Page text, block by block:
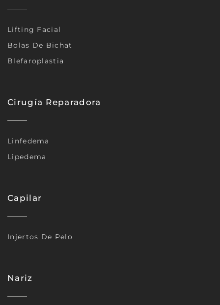
Lifting Facial
Bolas De Bichat
Blefaroplastia
Cirugía Reparadora
Linfedema
Lipedema
Capilar
Injertos De Pelo
Nariz